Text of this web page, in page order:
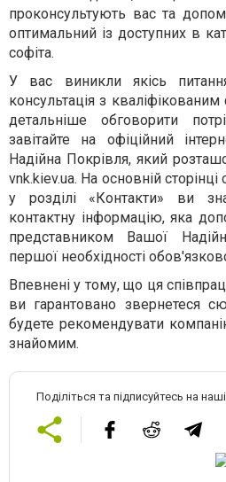
проконсультують вас та
оптимальний із доступних в
софіта.
У вас виникли якісь
консультація з
детальніше обговорити
завітайте на офіційний
Надійна Покрівля, який
vnk.kiev.ua. На основній сторінці
у розділі «Контакти» ви
контактну інформацію, яка
представником Вашої
першої необхідності
Впевнені у тому, що ця
ви гарантовано звернетеся
будете рекомендувати
знайомим.
Поділіться та підписуйтесь на